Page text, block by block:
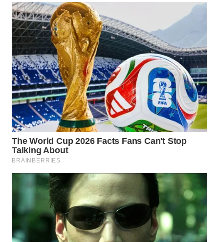
WAHANA
NEWS
WAHANA
TANI
WAHANA
ADVOKAT
WAHANA
INFRASTRUKTUR
WAHANA
KONSUMEN
WAHANA
TRAVEL